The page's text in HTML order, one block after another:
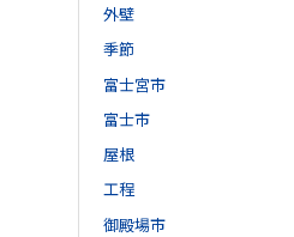
外壁
季節
富士宮市
富士市
屋根
工程
御殿場市